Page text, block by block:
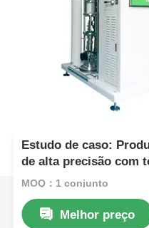
Estudo de caso:
de alta precisão com
MOQ：1 conjunto
Melhor preço